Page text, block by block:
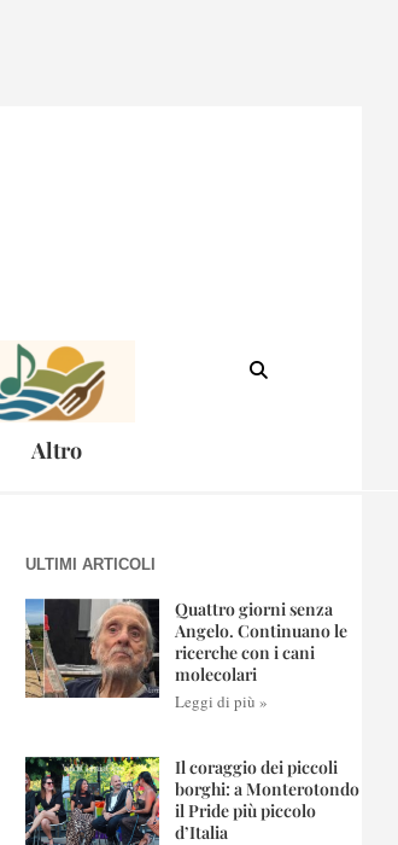
Altro
ULTIMI ARTICOLI
Quattro giorni senza
Angelo. Continuano le
ricerche con i cani
molecolari
Leggi di più »
Il coraggio dei piccoli
borghi: a Monterotondo
il Pride più piccolo
d’Italia